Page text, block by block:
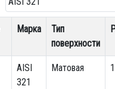
Марка
Тип
поверхности
AISI
321
Матовая